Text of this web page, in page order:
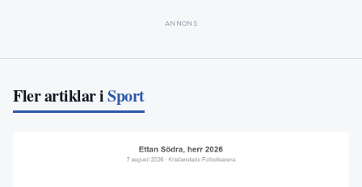
ANNONS
Fler artiklar iSport